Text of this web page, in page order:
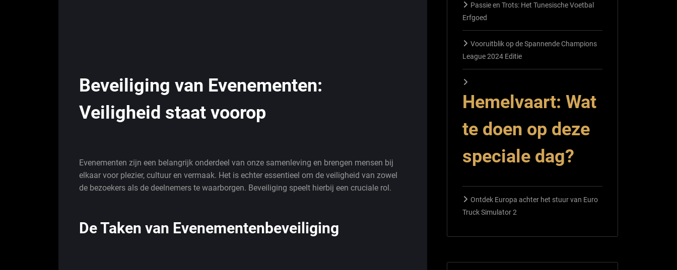
Beveiliging van Evenementen:
Veiligheid staat voorop
Evenementen zijn een belangrijk onderdeel van onze samenleving en brengen mensen bij
elkaar voor plezier, cultuur en vermaak. Het is echter essentieel om de veiligheid van zowel
de bezoekers als de deelnemers te waarborgen. Beveiliging speelt hierbij een cruciale rol.
De Taken van Evenementenbeveiliging
Passie en Trots: Het Tunesische Voetbal
Erfgoed
Vooruitblik op de Spannende Champions
League 2024 Editie
Hemelvaart: Wat
te doen op deze
speciale dag?
Ontdek Europa achter het stuur van Euro
Truck Simulator 2